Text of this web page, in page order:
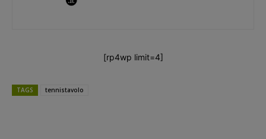
[rp4wp limit=4]
TAGS tennistavolo